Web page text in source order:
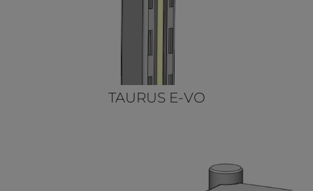
TAURUS E-VO